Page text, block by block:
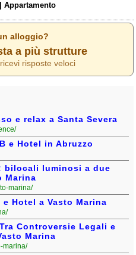
Appartamento
alloggio?
a più strutture
risposte veloci
e relax a Santa Severa
e Hotel in Abruzzo
bilocali luminosi a due
Marina
marina/
e Hotel a Vasto Marina
Controversie Legali e
Marina
marina/